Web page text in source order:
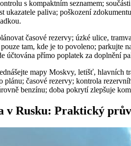
s kompaktním seznamem;
ukazatele paliva; poškození
časové rezervy; úzké ulice,
tam, kde je to povoleno;
účtována přímo poplatek za doplnění
mapy Moskvy, letišť, hlavních
plánu; časové rezervy; kontrola
benzínu; doba pokrytí zlepšuje
v Rusku: Praktický